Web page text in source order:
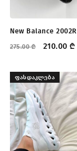
New Balance 2002R
275.00₾ 210.00 ₾
ᲤᲐᲡᲓᲐᲙᲚᲔᲑᲐ